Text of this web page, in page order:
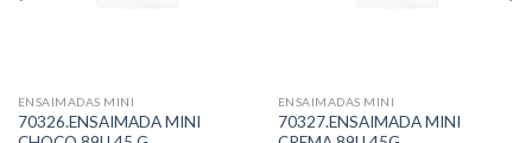
ENSAIMADAS MINI
70326.ENSAIMADA MINI
ENSAIMADAS MINI
70327.ENSAIMADA MINI